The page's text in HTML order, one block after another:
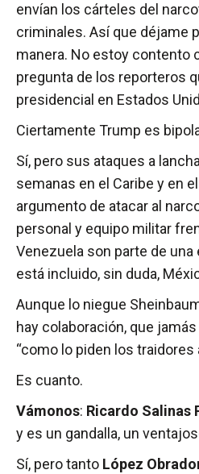
envían los cárteles del
criminales. Así que déjame
manera. No estoy contento
pregunta de los reporteros
presidencial en Estados
Ciertamente Trump es
Sí, pero sus ataques a
semanas en el Caribe y en
argumento de atacar al
personal y equipo militar
Venezuela son parte de una
está incluido, sin duda,
Aunque lo niegue
hay colaboración, que
“como lo piden los traidores
Es cuanto.
Vámonos: Ricardo Salinas
y es un gandalla, un
Sí, pero tanto López